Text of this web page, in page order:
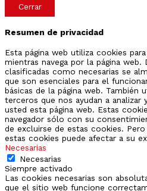
Cerrar
Resumen de privacidad
Esta página web utiliza cookies
mientras navega por la página web.
clasificadas como necesarias se
que son esenciales para el
básicas de la página web. También
terceros que nos ayudan a
usted esta página web. Estas
navegador sólo con su
de excluirse de estas cookies.
estas cookies puede afectar a su
Necesarias
Necesarias
Siempre activado
Las cookies necesarias son
que el sitio web funcione